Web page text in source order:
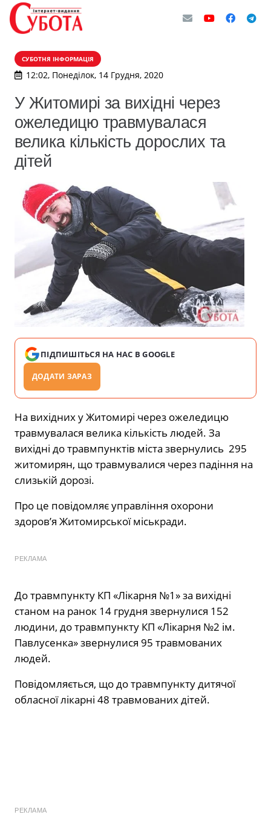
СУБОТНЯ ІНФОРМАЦІЯ
12:02, Понеділок, 14 Грудня, 2020
У Житомирі за вихідні через
ожеледицю травмувалася
велика кількість дорослих та
дітей
ПІДПИШІТЬСЯ НА НАС В GOOGLE
ДОДАТИ ЗАРАЗ
На вихідних у Житомирі через ожеледицю
травмувалася велика кількість людей. За
вихідні до травмпунктів міста звернулись 295
житомирян, що травмувалися через падіння на
слизькій дорозі.
Про це повідомляє управління охорони
здоров’я Житомирської міськради.
РЕКЛАМА
До травмпункту КП «Лікарня №1» за вихідні
станом на ранок 14 грудня звернулися 152
людини, до травмпункту КП «Лікарня №2 ім.
Павлусенка» звернулися 95 травмованих
людей.
Повідомляється, що до травмпункту дитячої
обласної лікарні 48 травмованих дітей.
РЕКЛАМА